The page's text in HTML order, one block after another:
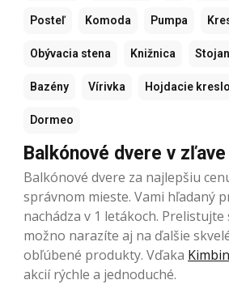
Posteľ Komoda Pumpa
Obývacia stena Knižnica
Bazény Vírivka Hojdacie kreslo
Dormeo
Balkónové dvere v zľave
Balkónové dvere za najlepšiu
správnom mieste. Vami hľadaný
nachádza v 1 letákoch.
možno narazíte aj na ďalšie
obľúbené produkty. Vďaka
akcií rýchle a jednoduché.